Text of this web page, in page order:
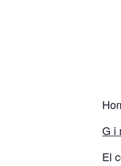
G i
El